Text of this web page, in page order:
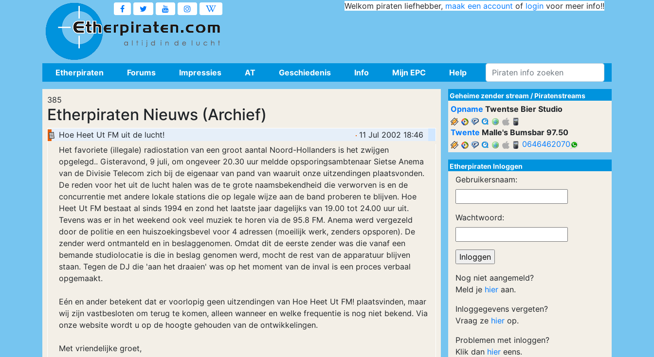
Welkom piraten liefhebber, maak een account of login voor meer info!!
Etherpiraten Forums Impressies AT Geschiedenis Info Mijn EPC Help
385
Etherpiraten Nieuws (Archief)
Hoe Heet Ut FM uit de lucht!
11 Jul 2002 18:46
Het favoriete (illegale) radiostation van een groot aantal Noord-Hollanders is het zwijgen
opgelegd.. Gisteravond, 9 juli, om ongeveer 20.30 uur meldde opsporingsambtenaar Sietse Anema
van de Divisie Telecom zich bij de eigenaar van pand van waaruit onze uitzendingen plaatsvonden.
De reden voor het uit de lucht halen was de te grote naamsbekendheid die verworven is en de
concurrentie met andere lokale stations die op legale wijze aan de band proberen te blijven. Hoe
Heet Ut FM bestaat al sinds 1994 en zond het laatste jaar dagelijks van 19.00 tot 24.00 uur uit.
Tevens was er in het weekend ook veel muziek te horen via de 95.8 FM. Anema werd vergezeld
door de politie en een huiszoekingsbevel voor 4 adressen (moeilijk werk, zenders opsporen). De
zender werd ontmanteld en in beslaggenomen. Omdat dit de eerste zender was die vanaf een
bemande studiolocatie is die in beslag genomen werd, mocht de rest van de apparatuur blijven
staan. Tegen de DJ die 'aan het draaien' was op het moment van de inval is een proces verbaal
opgemaakt.
Eén en ander betekent dat er voorlopig geen uitzendingen van Hoe Heet Ut FM! plaatsvinden, maar
wij zijn vastbesloten om terug te komen, alleen wanneer en welke frequentie is nog niet bekend. Via
onze website wordt u op de hoogte gehouden van de ontwikkelingen.
Met vriendelijke groet,
Geheime zender stream /Piratenstreams
Opname Twentse Bier Studio
Twente Malle's Bumsbar 97.50
0646462070
Etherpiraten Inloggen
Gebruikersnaam:
Wachtwoord:
Nog niet aangemeld?
Meld je hier aan.
Inloggegevens vergeten?
Vraag ze hier op.
Problemen met inloggen?
Klik dan hier eens.